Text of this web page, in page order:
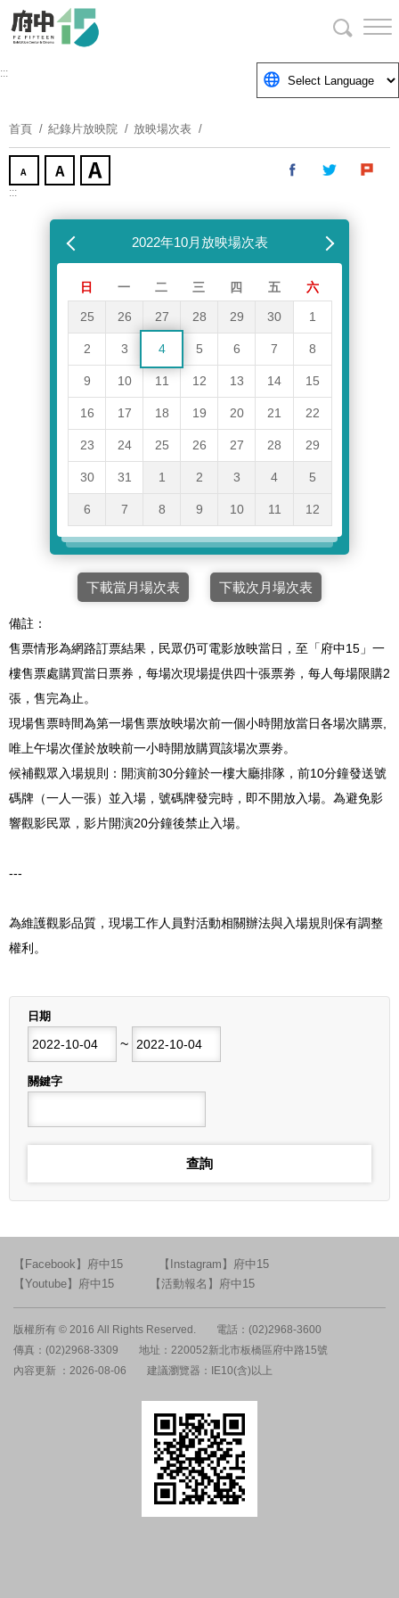
要
塊
:::
首頁 紀錄片放映院 放映場次表
:::
2022年10月放映場次表下個月
日 一 二 三 四 五 六
25 26 27 28 29 30 1
2 3 4 5 6 7 8
9 10 11 12 13 14 15
16 17 18 19 20 21 22
23 24 25 26 27 28 29
30 31 1 2 3 4 5
6 7 8 9 10 11 12
下載當月場次表 下載次月場次表
備註：
售票情形為網路訂票結果，民眾仍可電影放映當日，至「府中15」一
樓售票處購買當日票券，每場次現場提供四十張票劵，每人每場限購2
張，售完為止。
現場售票時間為第一場售票放映場次前一個小時開放當日各場次購票,
唯上午場次僅於放映前一小時開放購買該場次票劵。
候補觀眾入場規則：開演前30分鐘於一樓大廳排隊，前10分鐘發送號
碼牌（一人一張）並入場，號碼牌發完時，即不開放入場。為避免影
響觀影民眾，影片開演20分鐘後禁止入場。
---
為維護觀影品質，現場工作人員對活動相關辦法與入場規則保有調整
權利。
日期
~
結束日期
關鍵字
【Facebook】府中15
【Instagram】府中15
【Youtube】府中15
【活動報名】府中15
版權所有 © 2016 All Rights Reserved.
電話：(02)2968-3600
傳真：(02)2968-3309
地址：220052新北市板橋區府中路15號
內容更新 ：2026-08-06
建議瀏覽器：IE10(含)以上